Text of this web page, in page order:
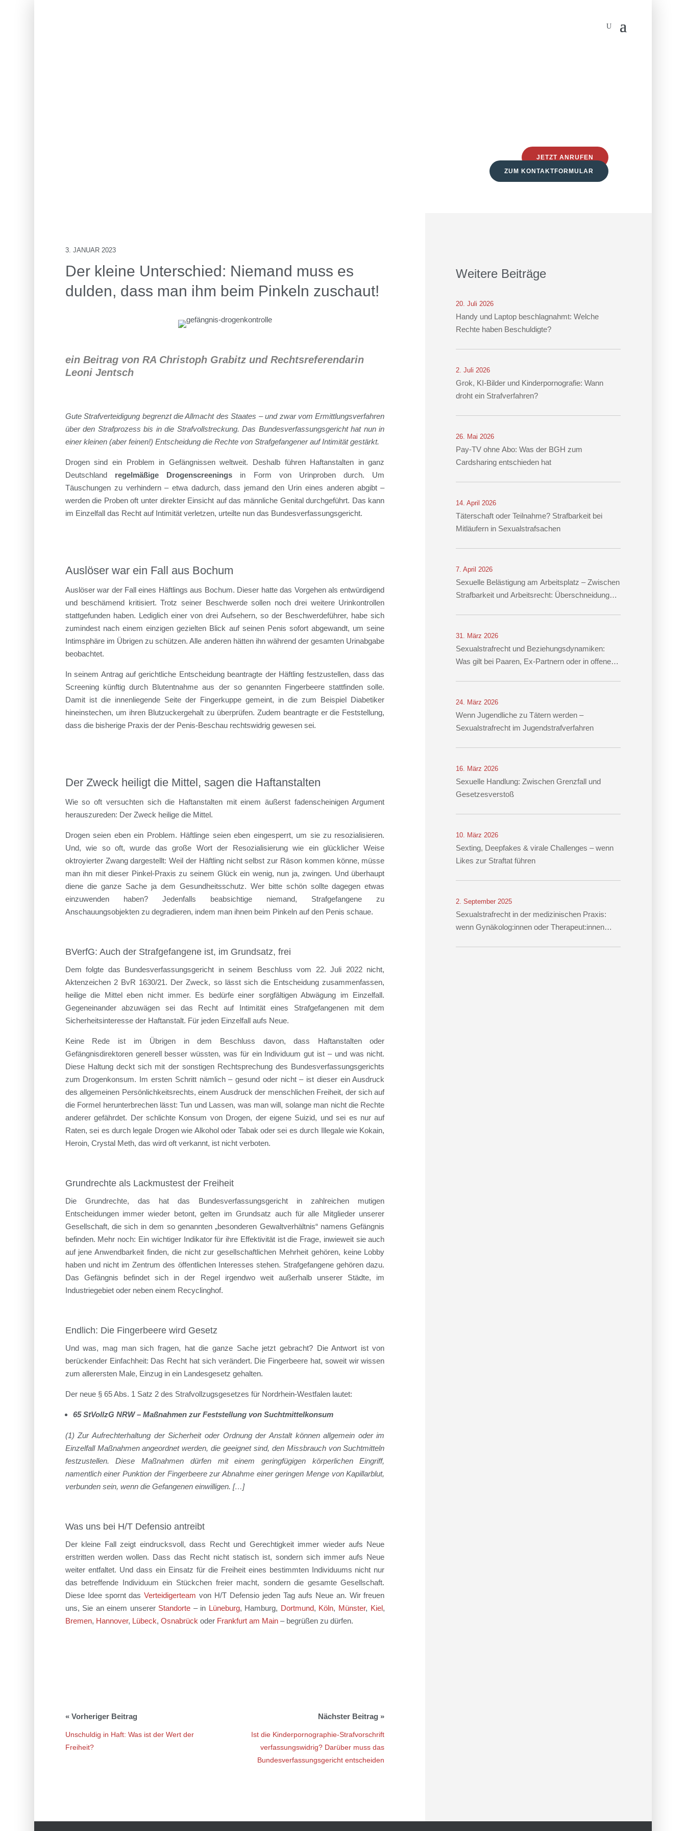
JETZT ANRUFEN
ZUM KONTAKTFORMULAR
3. JANUAR 2023
Der kleine Unterschied: Niemand muss es
dulden, dass man ihm beim Pinkeln zuschaut!
ein Beitrag von RA Christoph Grabitz und Rechtsreferendarin
Leoni Jentsch
Gute Strafverteidigung begrenzt die Allmacht des Staates – und zwar vom Ermittlungsverfahren
über den Strafprozess bis in die Strafvollstreckung. Das Bundesverfassungsgericht hat nun in
einer kleinen (aber feinen!) Entscheidung die Rechte von Strafgefangener auf Intimität gestärkt.
Drogen sind ein Problem in Gefängnissen weltweit. Deshalb führen Haftanstalten in ganz
Deutschland regelmäßige Drogenscreenings in Form von Urinproben durch. Um
Täuschungen zu verhindern – etwa dadurch, dass jemand den Urin eines anderen abgibt –
werden die Proben oft unter direkter Einsicht auf das männliche Genital durchgeführt. Das kann
im Einzelfall das Recht auf Intimität verletzen, urteilte nun das Bundesverfassungsgericht.
Auslöser war ein Fall aus Bochum
Auslöser war der Fall eines Häftlings aus Bochum. Dieser hatte das Vorgehen als entwürdigend
und beschämend kritisiert. Trotz seiner Beschwerde sollen noch drei weitere Urinkontrollen
stattgefunden haben. Lediglich einer von drei Aufsehern, so der Beschwerdeführer, habe sich
zumindest nach einem einzigen gezielten Blick auf seinen Penis sofort abgewandt, um seine
Intimsphäre im Übrigen zu schützen. Alle anderen hätten ihn während der gesamten Urinabgabe
beobachtet.
In seinem Antrag auf gerichtliche Entscheidung beantragte der Häftling festzustellen, dass das
Screening künftig durch Blutentnahme aus der so genannten Fingerbeere stattfinden solle.
Damit ist die innenliegende Seite der Fingerkuppe gemeint, in die zum Beispiel Diabetiker
hineinstechen, um ihren Blutzuckergehalt zu überprüfen. Zudem beantragte er die Feststellung,
dass die bisherige Praxis der der Penis-Beschau rechtswidrig gewesen sei.
Der Zweck heiligt die Mittel, sagen die Haftanstalten
Wie so oft versuchten sich die Haftanstalten mit einem äußerst fadenscheinigen Argument
herauszureden: Der Zweck heilige die Mittel.
Drogen seien eben ein Problem. Häftlinge seien eben eingesperrt, um sie zu resozialisieren.
Und, wie so oft, wurde das große Wort der Resozialisierung wie ein glücklicher Weise
oktroyierter Zwang dargestellt: Weil der Häftling nicht selbst zur Räson kommen könne, müsse
man ihn mit dieser Pinkel-Praxis zu seinem Glück ein wenig, nun ja, zwingen. Und überhaupt
diene die ganze Sache ja dem Gesundheitsschutz. Wer bitte schön sollte dagegen etwas
einzuwenden haben? Jedenfalls beabsichtige niemand, Strafgefangene zu
Anschauungsobjekten zu degradieren, indem man ihnen beim Pinkeln auf den Penis schaue.
BVerfG: Auch der Strafgefangene ist, im Grundsatz, frei
Dem folgte das Bundesverfassungsgericht in seinem Beschluss vom 22. Juli 2022 nicht,
Aktenzeichen 2 BvR 1630/21. Der Zweck, so lässt sich die Entscheidung zusammenfassen,
heilige die Mittel eben nicht immer. Es bedürfe einer sorgfältigen Abwägung im Einzelfall.
Gegeneinander abzuwägen sei das Recht auf Intimität eines Strafgefangenen mit dem
Sicherheitsinteresse der Haftanstalt. Für jeden Einzelfall aufs Neue.
Keine Rede ist im Übrigen in dem Beschluss davon, dass Haftanstalten oder
Gefängnisdirektoren generell besser wüssten, was für ein Individuum gut ist – und was nicht.
Diese Haltung deckt sich mit der sonstigen Rechtsprechung des Bundesverfassungsgerichts
zum Drogenkonsum. Im ersten Schritt nämlich – gesund oder nicht – ist dieser ein Ausdruck
des allgemeinen Persönlichkeitsrechts, einem Ausdruck der menschlichen Freiheit, der sich auf
die Formel herunterbrechen lässt: Tun und Lassen, was man will, solange man nicht die Rechte
anderer gefährdet. Der schlichte Konsum von Drogen, der eigene Suizid, und sei es nur auf
Raten, sei es durch legale Drogen wie Alkohol oder Tabak oder sei es durch Illegale wie Kokain,
Heroin, Crystal Meth, das wird oft verkannt, ist nicht verboten.
Grundrechte als Lackmustest der Freiheit
Die Grundrechte, das hat das Bundesverfassungsgericht in zahlreichen mutigen
Entscheidungen immer wieder betont, gelten im Grundsatz auch für alle Mitglieder unserer
Gesellschaft, die sich in dem so genannten „besonderen Gewaltverhältnis“ namens Gefängnis
befinden. Mehr noch: Ein wichtiger Indikator für ihre Effektivität ist die Frage, inwieweit sie auch
auf jene Anwendbarkeit finden, die nicht zur gesellschaftlichen Mehrheit gehören, keine Lobby
haben und nicht im Zentrum des öffentlichen Interesses stehen. Strafgefangene gehören dazu.
Das Gefängnis befindet sich in der Regel irgendwo weit außerhalb unserer Städte, im
Industriegebiet oder neben einem Recyclinghof.
Endlich: Die Fingerbeere wird Gesetz
Und was, mag man sich fragen, hat die ganze Sache jetzt gebracht? Die Antwort ist von
berückender Einfachheit: Das Recht hat sich verändert. Die Fingerbeere hat, soweit wir wissen
zum allerersten Male, Einzug in ein Landesgesetz gehalten.
Der neue § 65 Abs. 1 Satz 2 des Strafvollzugsgesetzes für Nordrhein-Westfalen lautet:
65 StVollzG NRW – Maßnahmen zur Feststellung von Suchtmittelkonsum
(1) Zur Aufrechterhaltung der Sicherheit oder Ordnung der Anstalt können allgemein oder im
Einzelfall Maßnahmen angeordnet werden, die geeignet sind, den Missbrauch von Suchtmitteln
festzustellen. Diese Maßnahmen dürfen mit einem geringfügigen körperlichen Eingriff,
namentlich einer Punktion der Fingerbeere zur Abnahme einer geringen Menge von Kapillarblut,
verbunden sein, wenn die Gefangenen einwilligen. […]
Was uns bei H/T Defensio antreibt
Der kleine Fall zeigt eindrucksvoll, dass Recht und Gerechtigkeit immer wieder aufs Neue
erstritten werden wollen. Dass das Recht nicht statisch ist, sondern sich immer aufs Neue
weiter entfaltet. Und dass ein Einsatz für die Freiheit eines bestimmten Individuums nicht nur
das betreffende Individuum ein Stückchen freier macht, sondern die gesamte Gesellschaft.
Diese Idee spornt dasVerteidigerteam von H/T Defensio jeden Tag aufs Neue an. Wir freuen
uns, Sie an einem unserer Standorte – in Lüneburg, Hamburg, Dortmund, Köln, Münster, Kiel,
Bremen, Hannover, Lübeck, Osnabrück oder Frankfurt am Main– begrüßen zu dürfen.
Unschuldig in Haft: Was ist der Wert der
Freiheit?
Ist die Kinderpornographie-Strafvorschrift
verfassungswidrig? Darüber muss das
Bundesverfassungsgericht entscheiden
Weitere Beiträge
20. Juli 2026
Handy und Laptop beschlagnahmt: Welche
Rechte haben Beschuldigte?
2. Juli 2026
Grok, KI-Bilder und Kinderpornografie: Wann
droht ein Strafverfahren?
26. Mai 2026
Pay-TV ohne Abo: Was der BGH zum
Cardsharing entschieden hat
14. April 2026
Täterschaft oder Teilnahme? Strafbarkeit bei
Mitläufern in Sexualstrafsachen
7. April 2026
Sexuelle Belästigung am Arbeitsplatz – Zwischen
Strafbarkeit und Arbeitsrecht: Überschneidung
31. März 2026
Sexualstrafrecht und Beziehungsdynamiken:
Was gilt bei Paaren, Ex-Partnern oder in offenen
24. März 2026
Wenn Jugendliche zu Tätern werden –
Sexualstrafrecht im Jugendstrafverfahren
16. März 2026
Sexuelle Handlung: Zwischen Grenzfall und
Gesetzesverstoß
10. März 2026
Sexting, Deepfakes & virale Challenges – wenn
Likes zur Straftat führen
2. September 2025
Sexualstrafrecht in der medizinischen Praxis:
wenn Gynäkolog:innen oder Therapeut:innen